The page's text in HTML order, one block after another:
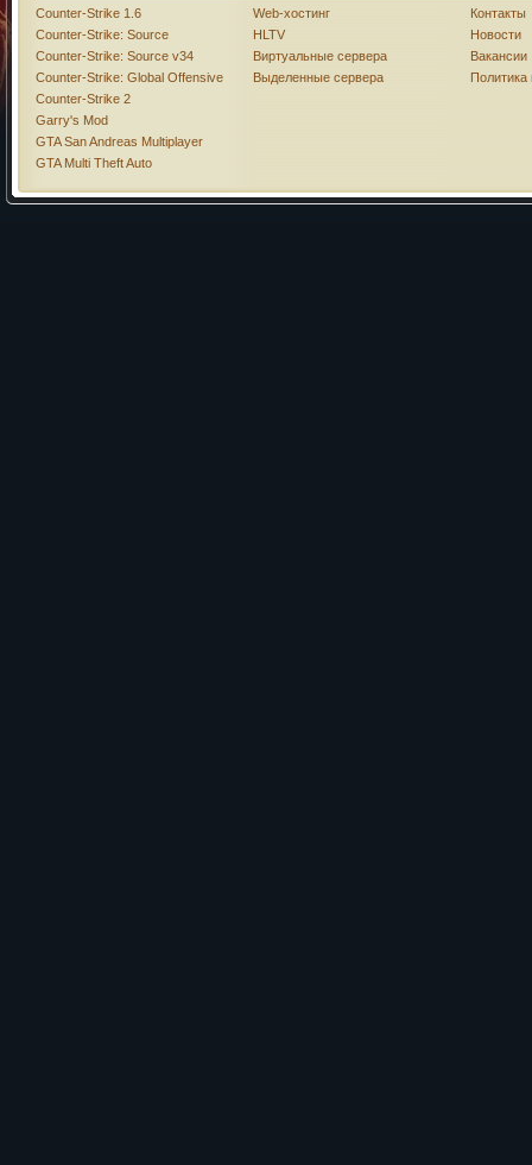
Counter-Strike 1.6
Counter-Strike: Source
Counter-Strike: Source v34
Counter-Strike: Global Offensive
Counter-Strike 2
Garry's Mod
GTA San Andreas Multiplayer
GTA Multi Theft Auto
Web-хостинг
HLTV
Виртуальные сервера
Выделенные сервера
Контакты
Новости
Вакансии
Политика